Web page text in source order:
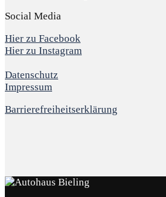
Social Media
Hier zu Facebook
Hier zu Instagram
Datenschutz
Impressum
Barrierefreiheitserklärung